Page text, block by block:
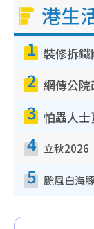
港生
1
2
3
4
5